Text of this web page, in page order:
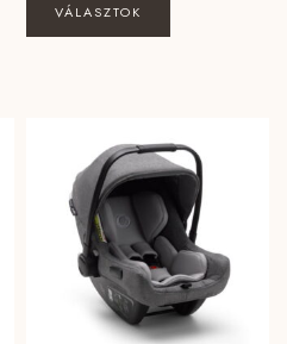
VÁLASZTOK
a
van.
A
változatok
a
termékoldalon
választhatók
ki